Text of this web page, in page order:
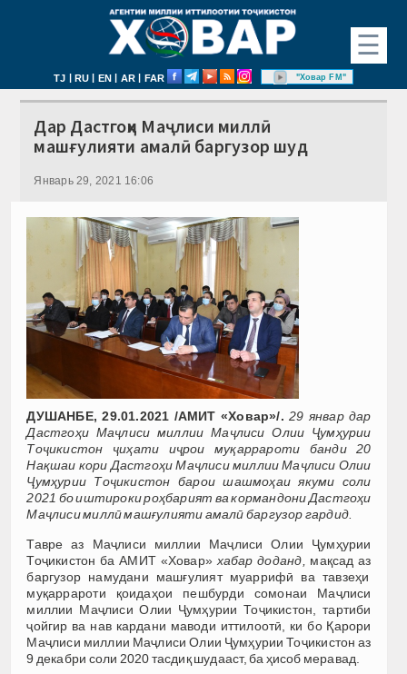
☰
TJ | RU | EN | AR | FAR "Ховар FM"
Дар Дастгоҳи Маҷлиси миллӣ
машғулияти амалӣ баргузор шуд
Январь 29, 2021 16:06
ДУШАНБЕ, 29.01.2021 /АМИТ «Ховар»/. 29 январ дар
Дастгоҳи Маҷлиси миллии Маҷлиси Олии Ҷумҳурии
Тоҷикистон ҷиҳати иҷрои муқаррароти банди 20
Нақшаи кори Дастгоҳи Маҷлиси миллии Маҷлиси Олии
Ҷумҳурии Тоҷикистон барои шашмоҳаи якуми соли
2021 бо иштироки роҳбарият ва кормандони Дастгоҳи
Маҷлиси миллӣ машғулияти амалӣ баргузор гардид.
Тавре аз Маҷлиси миллии Маҷлиси Олии Ҷумҳурии
Тоҷикистон ба АМИТ «Ховар» хабар доданд, мақсад аз
баргузор намудани машғулият муаррифӣ ва тавзеҳи
муқаррароти қоидаҳои пешбурди сомонаи Маҷлиси
миллии Маҷлиси Олии Ҷумҳурии Тоҷикистон, тартиби
ҷойгир ва нав кардани маводи иттилоотӣ, ки бо Қарори
Маҷлиси миллии Маҷлиси Олии Ҷумҳурии Тоҷикистон аз
9 декабри соли 2020 тасдиқ шудааст, ба ҳисоб меравад.